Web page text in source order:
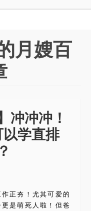
月嫂百
冲冲冲！
学直排
正夯！尤其可爱的
是萌死人啦！但爸